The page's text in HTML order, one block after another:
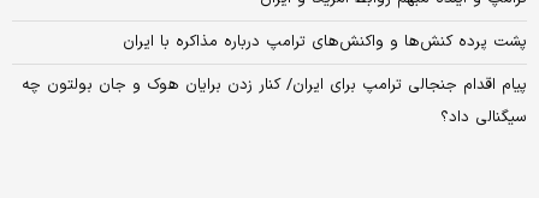
پشت پرده کنش‌ها و واکنش‌های ترامپ درباره مذاکره با ایران
پیام اقدام جنجالی ترامپ برای ایران/ کنار زدن برایان هوک و جان بولتون چه
سیگنالی داد؟